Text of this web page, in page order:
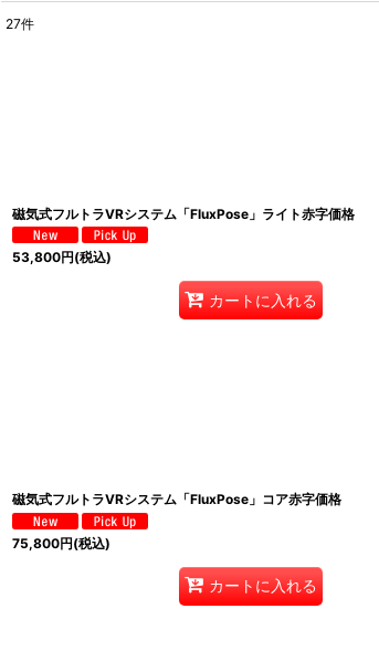
27件
磁気式フルトラVRシステム「FluxPose」ライト赤字価格
53,800円(税込)
カートに入れる
磁気式フルトラVRシステム「FluxPose」コア赤字価格
75,800円(税込)
カートに入れる